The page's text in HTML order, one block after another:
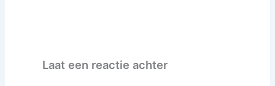
Laat een reactie achter